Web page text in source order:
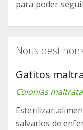
para poder
Nous
Gatitos
Colonias
salvarlos de